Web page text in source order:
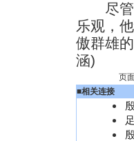
尽管
乐观，
傲群雄
涵)
页
■相关连接